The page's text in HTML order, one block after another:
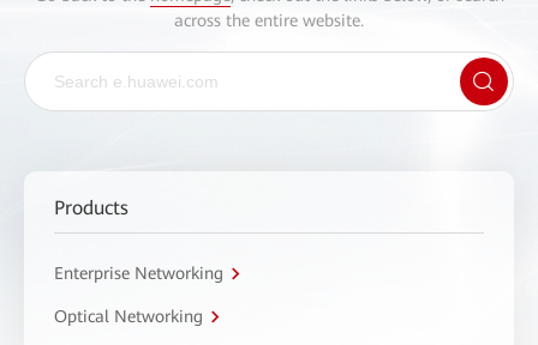
across the entire website.
Products
Enterprise Networking
Optical Networking